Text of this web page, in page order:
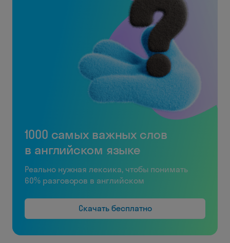
1000 самых важных слов
в английском языке
Реально нужная лексика, чтобы понимать
60% разговоров в английском
Скачать бесплатно